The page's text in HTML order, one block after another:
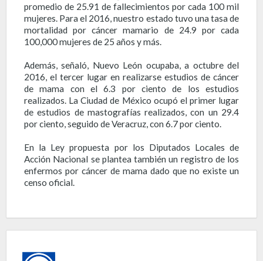
promedio de 25.91 de fallecimientos por cada 100 mil
mujeres. Para el 2016, nuestro estado tuvo una tasa de
mortalidad por cáncer mamario de 24.9 por cada
100,000 mujeres de 25 años y más.
Además, señaló, Nuevo León ocupaba, a octubre del
2016, el tercer lugar en realizarse estudios de cáncer
de mama con el 6.3 por ciento de los estudios
realizados. La Ciudad de México ocupó el primer lugar
de estudios de mastografías realizados, con un 29.4
por ciento, seguido de Veracruz, con 6.7 por ciento.
En la Ley propuesta por los Diputados Locales de
Acción Nacional se plantea también un registro de los
enfermos por cáncer de mama dado que no existe un
censo oficial.